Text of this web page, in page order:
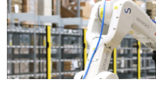
25 Millionen Euro für